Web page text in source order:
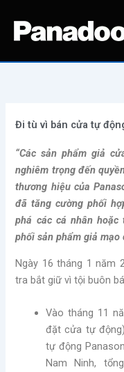
Đi tù vì bán cửa tự
“Các sản phẩm giả
nghiêm trọng đến
thương hiệu của
đã tăng cường phối
phá các cá nhân
phối sản phẩm giả
Ngày 16 tháng 1 năm
tra bắt giữ vì tội buôn
Vào tháng 11
đặt cửa tự
tự động
Nam Ninh,